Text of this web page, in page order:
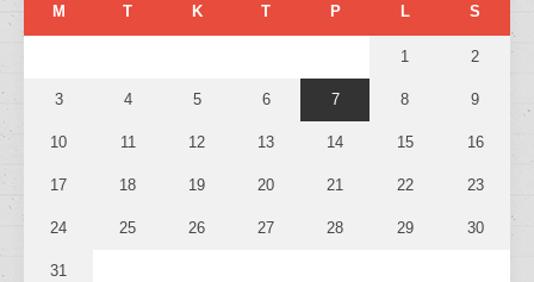
M T K T P L S
1 2
3 4 5 6 7 8 9
10 11 12 13 14 15 16
17 18 19 20 21 22 23
24 25 26 27 28 29 30
31